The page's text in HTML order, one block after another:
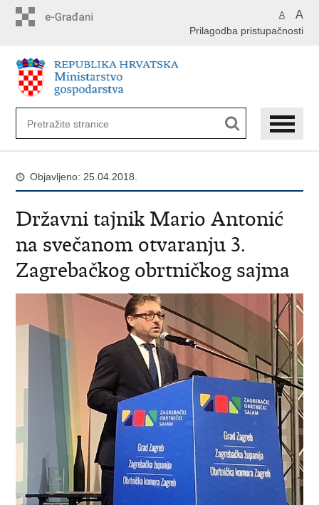
A A
Prilagodba pristupačnosti
Objavljeno: 25.04.2018.
Državni tajnik Mario Antonić
na svečanom otvaranju 3.
Zagrebačkog obrtničkog sajma